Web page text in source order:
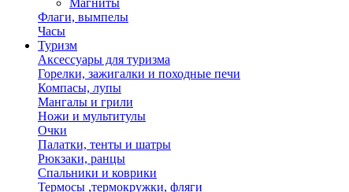
Магниты
Флаги, вымпелы
Часы
Туризм
Аксессуары для туризма
Горелки, зажигалки и походные печи
Компасы, лупы
Мангалы и грили
Ножи и мультитулы
Очки
Палатки, тенты и шатры
Рюкзаки, ранцы
Спальники и коврики
Термосы ,термокружки, фляги